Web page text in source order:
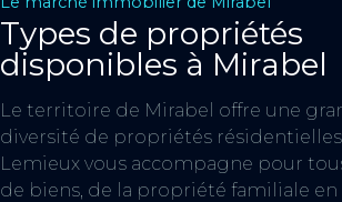
Types de propriétés
disponibles à Mirabel
Le territoire de Mirabel offre une
diversité de propriétés
Lemieux vous accompagne pour
de biens, de la propriété familiale